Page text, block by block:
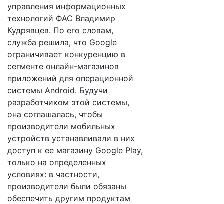
управления информационных
технологий ФАС Владимир
Кудрявцев. По его словам,
служба решила, что Google
ограничивает конкуренцию в
сегменте онлайн-магазинов
приложений для операционной
системы Android. Будучи
разработчиком этой системы,
она соглашалась, чтобы
производители мобильных
устройств устанавливали в них
доступ к ее магазину Google Play,
только на определенных
условиях: в частности,
производители были обязаны
обеспечить другим продуктам